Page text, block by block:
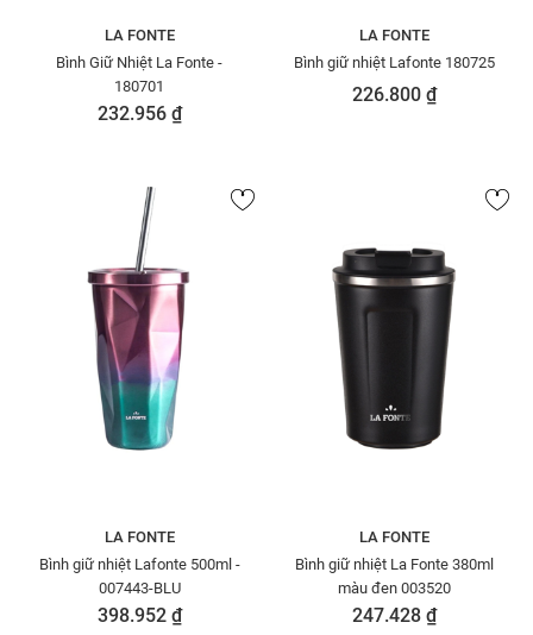
LA FONTE
Bình Giữ Nhiệt La Fonte -
180701
232.956 ₫
LA FONTE
Bình giữ nhiệt Lafonte 180725
226.800 ₫
LA FONTE
Bình giữ nhiệt Lafonte 500ml -
007443-BLU
398.952 ₫
LA FONTE
Bình giữ nhiệt La Fonte 380ml
màu đen 003520
247.428 ₫